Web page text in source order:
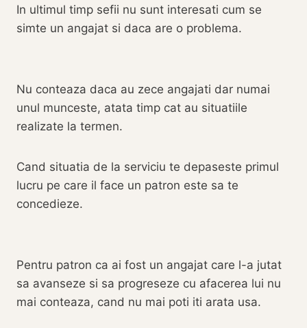
In ultimul timp sefii nu sunt interesati cum se
simte un angajat si daca are o problema.
Nu conteaza daca au zece angajati dar numai
unul munceste, atata timp cat au situatiile
realizate la termen.
Cand situatia de la serviciu te depaseste primul
lucru pe care il face un patron este sa te
concedieze.
Pentru patron ca ai fost un angajat care l-a jutat
sa avanseze si sa progreseze cu afacerea lui nu
mai conteaza, cand nu mai poti iti arata usa.